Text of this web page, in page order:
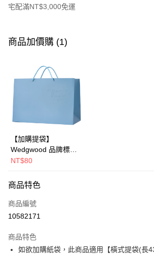
宅配滿NT$3,000免運
信用卡一次付款
3 期 0 利率 每期
國泰世華商業銀行
臺灣中小企業銀行
匯豐（台灣）商業銀行
聯邦商業銀行
元大商業銀行
台新國際商業銀行
LINE Pay
Apple Pay
Google Pay
每筆NT$200，滿NT$3,000(含以上)免運費
商品加價購 (1)
【加購提袋】
Wedgwood 品牌標誌
橫式提袋(長43x寬22x
NT$80
商品特色
商品編號
10582171
商品特色
如欲加購紙袋，此商品適用【橫式提袋(長